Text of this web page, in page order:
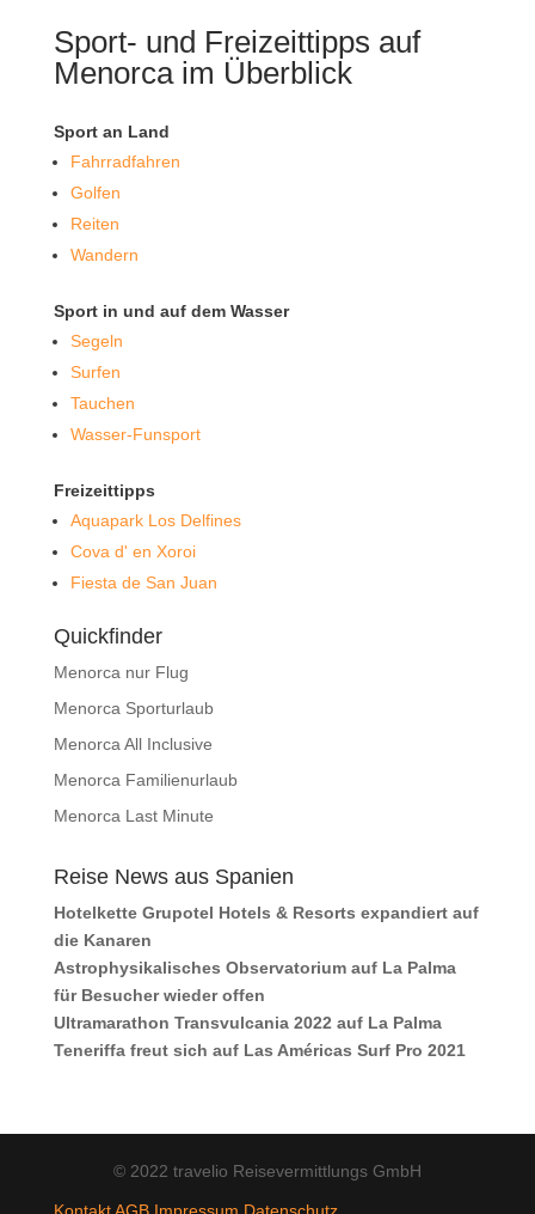
Sport- und Freizeittipps auf
Menorca im Überblick
Sport an Land
Fahrradfahren
Golfen
Reiten
Wandern
Sport in und auf dem Wasser
Segeln
Surfen
Tauchen
Wasser-Funsport
Freizeittipps
Aquapark Los Delfines
Cova d' en Xoroi
Fiesta de San Juan
Quickfinder
Menorca nur Flug
Menorca Sporturlaub
Menorca All Inclusive
Menorca Familienurlaub
Menorca Last Minute
Reise News aus Spanien
Hotelkette Grupotel Hotels & Resorts expandiert auf
die Kanaren
Astrophysikalisches Observatorium auf La Palma
für Besucher wieder offen
Ultramarathon Transvulcania 2022 auf La Palma
Teneriffa freut sich auf Las Américas Surf Pro 2021
© 2022 travelio Reisevermittlungs GmbH
Kontakt AGB Impressum Datenschutz